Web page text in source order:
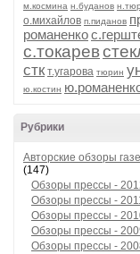
м.космина н.буданов
о.михайлов п.пиданов
романенко
с.токарев
стк т.угарова тюрин
ю.костин
Рубрики
Авторские обзоры
(147)
Обзоры прессы -
Обзоры прессы -
Обзоры прессы -
Обзоры прессы -
Обзоры прессы -